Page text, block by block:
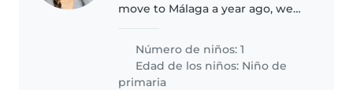
move to Málaga a year ago, we
speak good Spanish and English.
Número de niños: 1
Edad de los niños: Niño de
primaria